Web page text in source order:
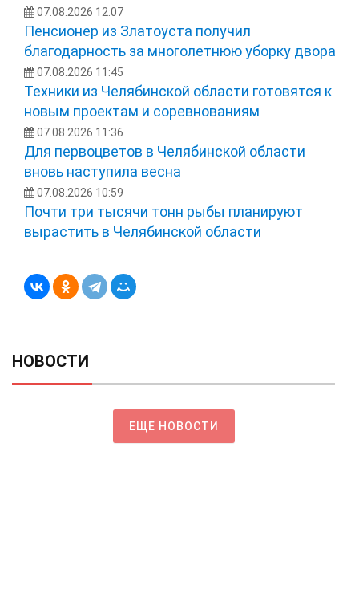
07.08.2026 12:07
Пенсионер из Златоуста получил
благодарность за многолетнюю уборку двора
07.08.2026 11:45
Техники из Челябинской области готовятся к
новым проектам и соревнованиям
07.08.2026 11:36
Для первоцветов в Челябинской области
вновь наступила весна
07.08.2026 10:59
Почти три тысячи тонн рыбы планируют
вырастить в Челябинской области
НОВОСТИ
ЕЩЕ НОВОСТИ